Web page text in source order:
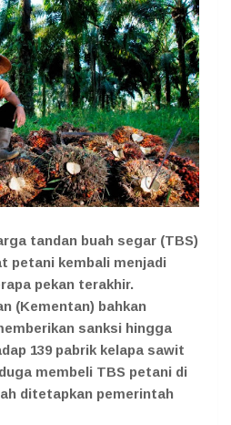
tandan buah segar (TBS)
petani kembali menjadi
pekan terakhir.
(Kementan) bahkan
sanksi hingga
139 pabrik kelapa sawit
membeli TBS petani di
ditetapkan pemerintah